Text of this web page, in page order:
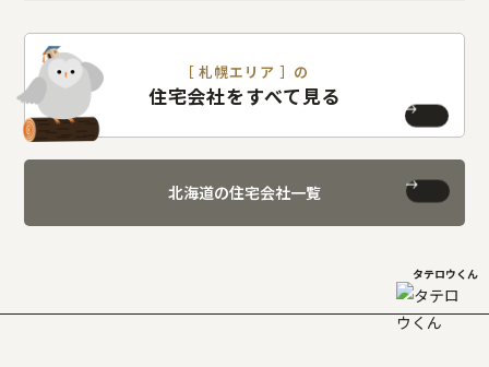
［ 札幌エリア ］の
住宅会社をすべて見る
北海道の住宅会社一覧
タテロウくん